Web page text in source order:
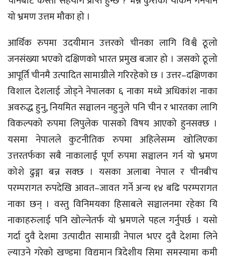
यो भ्रमण उत्तम मौका हो ।
आर्थिक रुपमा उदयीमान उत्तरको चीनका लागि विश्वै ठूलो
जनसंख्या भएको दक्षिणको भारत प्रमुख बजार हो । जसको ठूलो
आपूर्ति चीनमै उत्पादित सामाग्रीले गरिरहेको छ । उत्तर–दक्षिणका
विशाल देशलाई जोड्ने नेपालका ६ नाका मध्ये अधिकांश नाका
अवरुद्ध हुनु, नियमित सञ्चालन नहुनुले पनि चीन र भारतका लागि
विकल्पको रुपमा लिपुलेक पासको विषय आएको हुनसक्छ ।
यसमा नेपालले कुटनीतिक रुपमा अहिलेसम्म खोलिएका
उत्तरतर्फका सबै नाकालाई पूर्ण रुपमा सञ्चालन गर्न यो भ्रमण
कोशे ढुङ्गा बन्न सक्छ । यसका अलाबा नेपाल र चीनबीच
परम्परागत रुपदेखि आवत–जावत गर्ने अन्य १४ बढि परम्परागत
नाका छन् । वस्तु विनिमयका हिसाबले सञ्चालनमा रहेका यि
नाकाहरुलाई पनि खोल्नेतर्फ यो भ्रमणले पहल गर्नुपर्छ । यसो
गर्दा दुवै देशमा उत्पादीत सामाग्री नेपाल भएर दुवै देशमा लिने
ल्याउने गरेको खण्डमा विद्यमान त्रिदेशीय सिमा समस्यामा कमी